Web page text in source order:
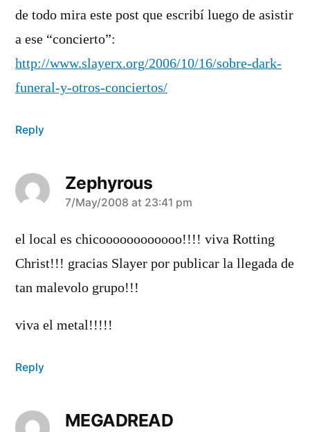
de todo mira este post que escribí­ luego de asistir
a ese “concierto”:
http://www.slayerx.org/2006/10/16/sobre-dark-
funeral-y-otros-conciertos/
Reply
Zephyrous
says:
7/May/2008 at 23:41 pm
el local es chicoooooooooooo!!!! viva Rotting
Christ!!! gracias Slayer por publicar la llegada de
tan malevolo grupo!!!
viva el metal!!!!!
Reply
MEGADREAD